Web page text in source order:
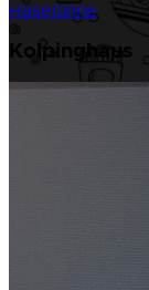
Haselünne
Kolpinghaus